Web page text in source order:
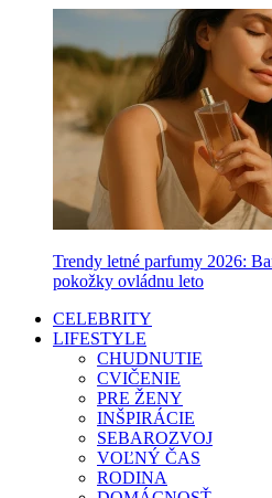
Trendy letné parfumy 2026:
pokožky ovládnu leto
CELEBRITY
LIFESTYLE
CHUDNUTIE
CVIČENIE
PRE ŽENY
INŠPIRÁCIE
SEBAROZVOJ
VOĽNÝ ČAS
RODINA